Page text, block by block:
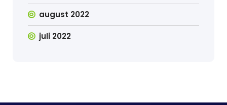
august 2022
juli 2022